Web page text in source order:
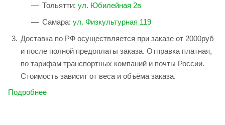
Тольятти: ул. Юбилейная 2в
Самара: ул. Физкультурная 119
Доставка по РФ осуществляется при заказе от 2000руб
и после полной предоплаты заказа. Отправка платная,
по тарифам транспортных компаний и почты России.
Стоимость зависит от веса и объёма заказа.
Подробнее